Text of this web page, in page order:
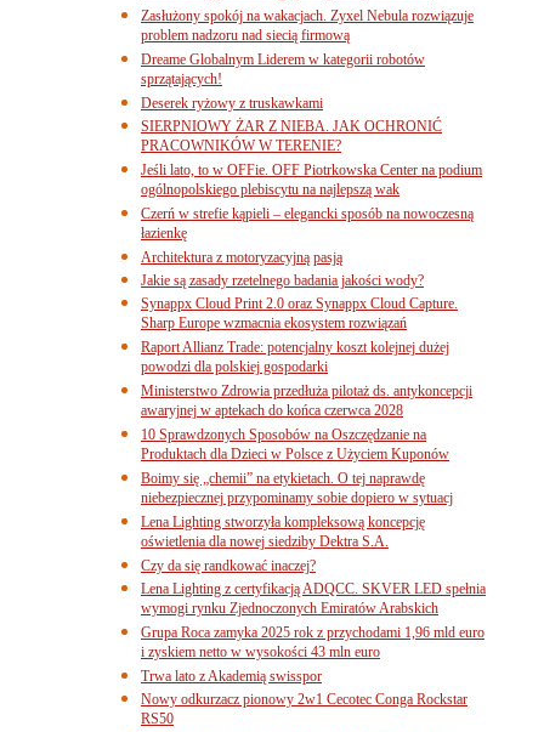
Zasłużony spokój na wakacjach. Zyxel Nebula rozwiązuje
problem nadzoru nad siecią firmową
Dreame Globalnym Liderem w kategorii robotów
sprzątających!
Deserek ryżowy z truskawkami
SIERPNIOWY ŻAR Z NIEBA. JAK OCHRONIĆ
PRACOWNIKÓW W TERENIE?
Jeśli lato, to w OFFie. OFF Piotrkowska Center na podium
ogólnopolskiego plebiscytu na najlepszą wak
Czerń w strefie kąpieli – elegancki sposób na nowoczesną
łazienkę
Architektura z motoryzacyjną pasją
Jakie są zasady rzetelnego badania jakości wody?
Synappx Cloud Print 2.0 oraz Synappx Cloud Capture.
Sharp Europe wzmacnia ekosystem rozwiązań
Raport Allianz Trade: potencjalny koszt kolejnej dużej
powodzi dla polskiej gospodarki
Ministerstwo Zdrowia przedłuża pilotaż ds. antykoncepcji
awaryjnej w aptekach do końca czerwca 2028
10 Sprawdzonych Sposobów na Oszczędzanie na
Produktach dla Dzieci w Polsce z Użyciem Kuponów
Boimy się „chemii” na etykietach. O tej naprawdę
niebezpiecznej przypominamy sobie dopiero w sytuacj
Lena Lighting stworzyła kompleksową koncepcję
oświetlenia dla nowej siedziby Dektra S.A.
Czy da się randkować inaczej?
Lena Lighting z certyfikacją ADQCC. SKVER LED spełnia
wymogi rynku Zjednoczonych Emiratów Arabskich
Grupa Roca zamyka 2025 rok z przychodami 1,96 mld euro
i zyskiem netto w wysokości 43 mln euro
Trwa lato z Akademią swisspor
Nowy odkurzacz pionowy 2w1 Cecotec Conga Rockstar
RS50